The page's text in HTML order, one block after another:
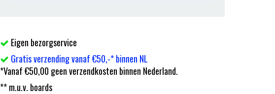
Eigen bezorgservice
Gratis verzending vanaf €50,-* binnen NL
*Vanaf €50,00 geen verzendkosten binnen Nederland.
** m.u.v. boards